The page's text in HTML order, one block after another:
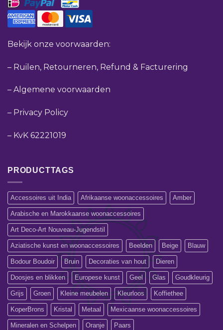
Bekijk onze voorwaarden:
– Ruilen, Retourneren, Refund & Facturering
– Algemene voorwaarden
– Privacy Policy
– KvK 62221019
PRODUCTTAGS
Accessoires uit India Afrikaanse woonaccessoires Amber
Arabische en Marokkaanse woonaccessoires
Art Deco-Art Nouveau-Jugendstil
Aziatische kunst en woonaccessoires Beelden Beige Blauw
Bodour Boudoir Bruin Decoraties van hout Dieren
Doosjes en blikken Europese kunst Geel Glas Goudkleurig
Grijs Groen Kleine meubelen Kleurloos Koffiethee
KoperBrons Kristal Metaal Mexicaanse woonaccessoires
Mineralen en Schelpen Oranje Paars